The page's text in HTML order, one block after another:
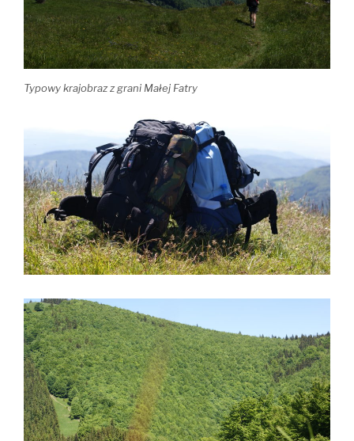
Typowy krajobraz z grani Małej Fatry